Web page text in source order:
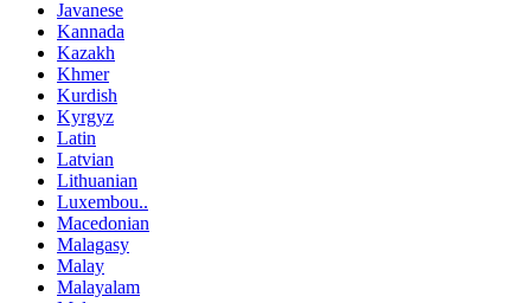
Javanese
Kannada
Kazakh
Khmer
Kurdish
Kyrgyz
Latin
Latvian
Lithuanian
Luxembou..
Macedonian
Malagasy
Malay
Malayalam